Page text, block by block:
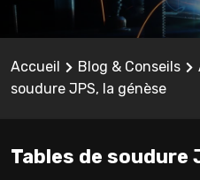
Accueil Blog & Conseils
soudure JPS, la génèse
Tables de soudure